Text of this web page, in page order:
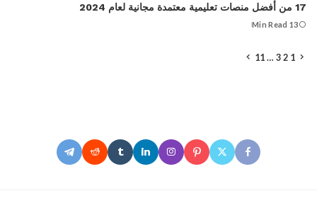
17 من أفضل منصات تعليمية معتمدة مجانية لعام 2024
13 Min Read
1
2
3
…
11